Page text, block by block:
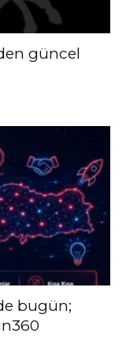
güncel
bugün;